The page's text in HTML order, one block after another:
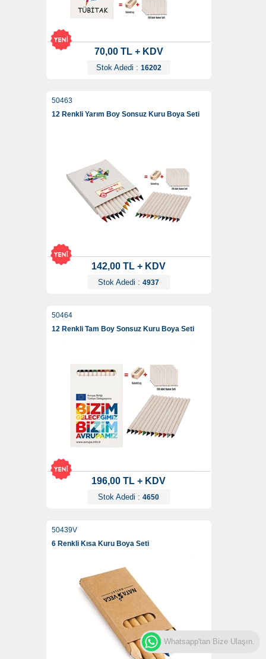
70,00 TL + KDV
Stok Adedi : 16202
50463
12 Renkli Yarım Boy Sonsuz Kuru Boya Seti
142,00 TL + KDV
Stok Adedi : 4937
50464
12 Renkli Tam Boy Sonsuz Kuru Boya Seti
196,00 TL + KDV
Stok Adedi : 4650
50439V
6 Renkli Kısa Kuru Boya Seti
Whatsapp'tan Bize Ulaşın.